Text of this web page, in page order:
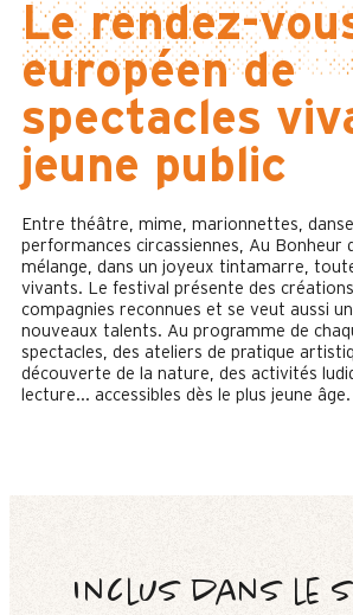
Le rendez-
européen de
spectacles
jeune public
Entre théâtre, mime, marionnettes,
performances circassiennes, Au Bonheur
mélange, dans un joyeux tintamarre,
vivants. Le festival présente des
compagnies reconnues et se veut aussi
nouveaux talents. Au programme de
spectacles, des ateliers de pratique
découverte de la nature, des activités
lecture... accessibles dès le plus jeune âge.
Inclus dans le